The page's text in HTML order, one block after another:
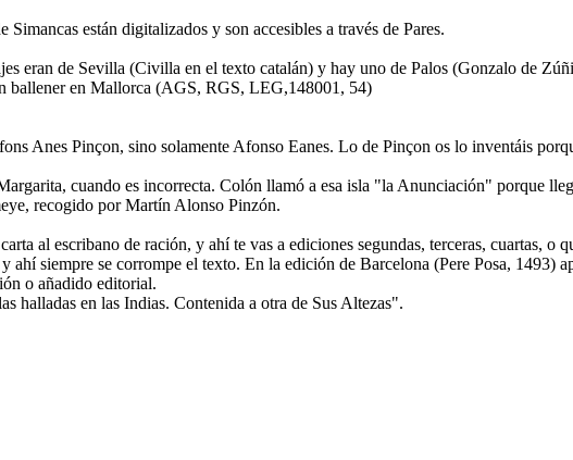
están digitalizados y son accesibles a través de Pares.
eran de Sevilla (Civilla en el texto catalán) y hay uno de Palos (Gonzalo de
ballener en Mallorca (AGS, RGS, LEG,148001, 54)
Anes Pinçon, sino solamente Afonso Eanes. Lo de Pinçon os lo inventáis
cuando es incorrecta. Colón llamó a esa isla "la Anunciación" porque
recogido por Martín Alonso Pinzón.
al escribano de ración, y ahí te vas a ediciones segundas, terceras, cuartas, o
ahí siempre se corrompe el texto. En la edición de Barcelona (Pere Posa, 1493)
o añadido editorial.
halladas en las Indias. Contenida a otra de Sus Altezas".